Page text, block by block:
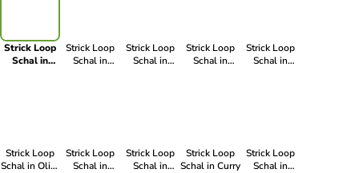
Strick Loop
Schal in
Strick Loop
Schal in
Strick Loop
Schal in
Strick Loop
Schal in
Strick Loop
Schal in
Strick Loop
Schal in Oliv-
Strick Loop
Schal in
Strick Loop
Schal in
Strick Loop
Schal in Curry
Strick Loop
Schal in